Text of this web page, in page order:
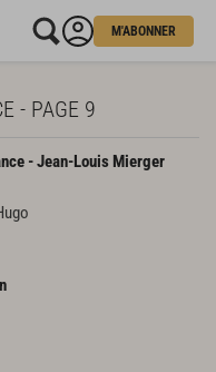
M'ABONNER
- PAGE 9
- Jean-Louis Mierger